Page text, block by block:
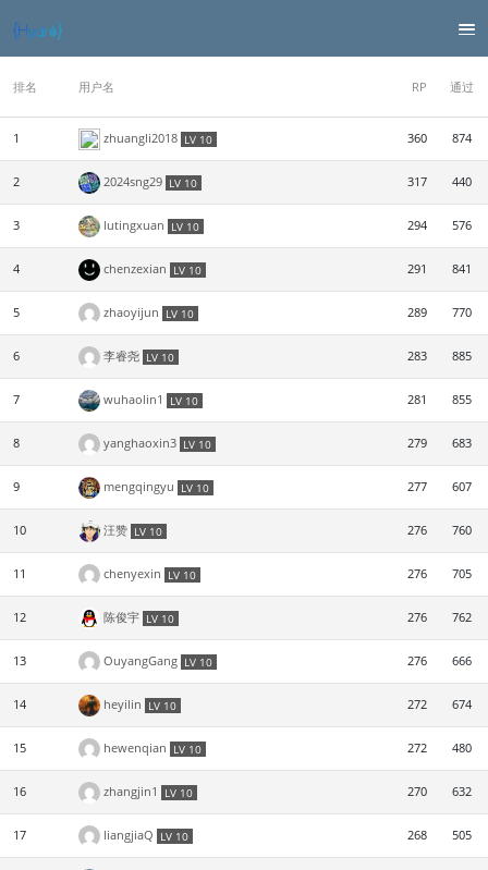
排名 用户名 RP 通过
1 zhuangli2018 LV 10 360 874
2 2024sng29 LV 10 317 440
3 lutingxuan LV 10 294 576
4 chenzexian LV 10 291 841
5 zhaoyijun LV 10 289 770
6 李睿尧 LV 10 283 885
7 wuhaolin1 LV 10 281 855
8 yanghaoxin3 LV 10 279 683
9 mengqingyu LV 10 277 607
10 汪赞 LV 10 276 760
11 chenyexin LV 10 276 705
12 陈俊宇 LV 10 276 762
13 OuyangGang LV 10 276 666
14 heyilin LV 10 272 674
15 hewenqian LV 10 272 480
16 zhangjin1 LV 10 270 632
17 liangjiaQ LV 10 268 505